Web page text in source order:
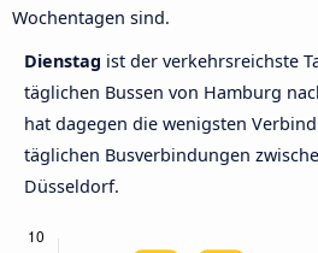
Wochentagen sind.
Dienstag ist der verkehrsreichste
täglichen Bussen von Hamburg
hat dagegen die wenigsten
täglichen Busverbindungen
Düsseldorf.